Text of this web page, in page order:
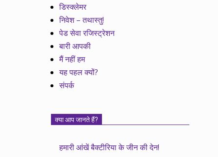
डिस्क्लेमर
निवेश – तथास्तु!
पेड सेवा रजिस्ट्रेशन
बारी आपकी
मैं नहीं हम
यह पहल क्यों?
संपर्क
क्या आप जानते हैं?
हमारी आंखें बैक्टीरिया के जीन की देन!